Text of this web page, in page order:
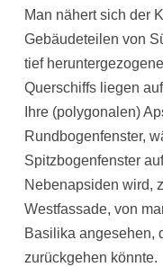
Man nähert sich der
Gebäudeteilen von
tief
Querschiffs liegen
Ihre (polygonalen)
Rundbogenfenster,
Spitzbogenfenster
Nebenapsiden wird,
Westfassade, von
Basilika angesehen,
zurückgehen könnte.